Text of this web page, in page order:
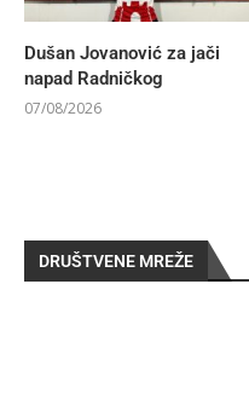
Dušan Jovanović za jači
napad Radničkog
07/08/2026
DRUŠTVENE MREŽE